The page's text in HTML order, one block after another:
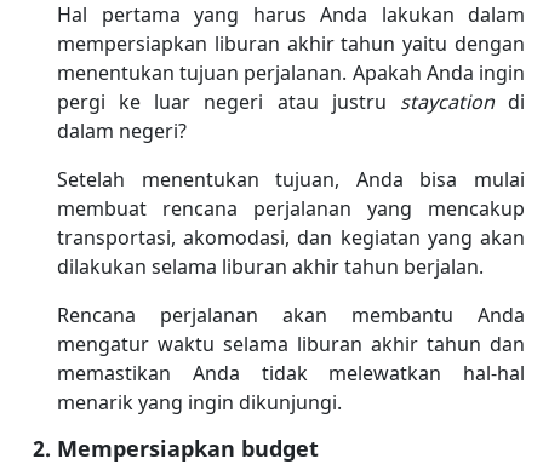
Hal pertama yang harus Anda lakukan dalam
mempersiapkan liburan akhir tahun yaitu dengan
menentukan tujuan perjalanan. Apakah Anda ingin
pergi ke luar negeri atau justru staycationdi
dalam negeri?
Setelah menentukan tujuan, Anda bisa mulai
membuat rencana perjalanan yang mencakup
transportasi, akomodasi, dan kegiatan yang akan
dilakukan selama liburan akhir tahun berjalan.
Rencana perjalanan akan membantu Anda
mengatur waktu selama liburan akhir tahun dan
memastikan Anda tidak melewatkan hal-hal
menarik yang ingin dikunjungi.
Mempersiapkan budget